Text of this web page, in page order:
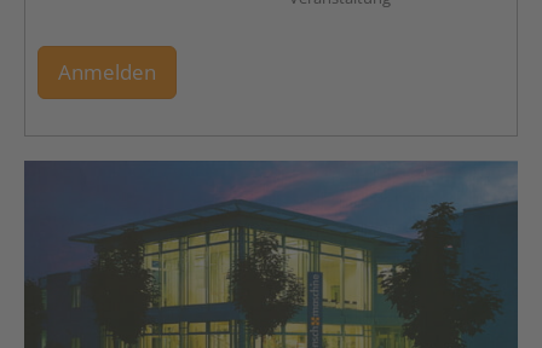
Anmelden